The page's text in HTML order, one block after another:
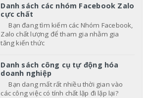
Danh sách các nhóm Facebook Zalo
cực chất
Bạn đang tìm kiếm các Nhóm Facebook,
Zalo chất lượng để tham gia nhằm gia
tăng kiến thức
Danh sách công cụ tự động hóa
doanh nghiệp
Bạn dang mất rất nhiều thời gian vào
các công việc có tính chất lặp đi lặp lại?